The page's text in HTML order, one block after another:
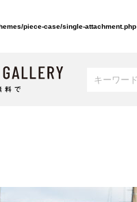
piece-case/single-attachment.php